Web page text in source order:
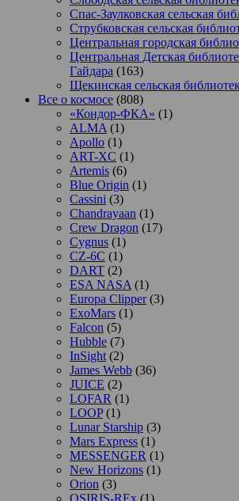
Спас-Заулковская сельская
Струбковская сельская
Центральная городская
Центральная Детская
Гайдара (163)
Щекинская сельская
Все о космосе (808)
«Кондор-ФКА» (1)
ALMA (1)
Apollo (1)
ART-XC (1)
Artemis (6)
Blue Origin (1)
Cassini (3)
Chandrayaan (1)
Crew Dragon (17)
Cygnus (1)
CZ-6C (1)
DART (2)
ESA NASA (1)
Europa Clipper(3)
ExoMars (1)
Falcon (5)
Hubble (7)
InSight (2)
James Webb (36)
JUICE (2)
LOFAR (1)
LOOP(1)
Lunar Starship (3)
Mars Express (1)
MESSENGER (1)
New Horizons (1)
Orion (3)
OSIRIS-REx (1)